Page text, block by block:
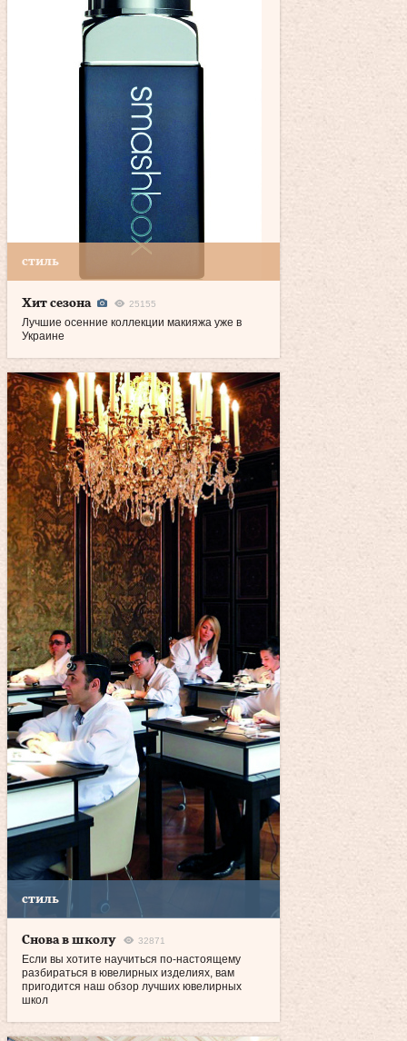
стиль
Хит сезона 25155
Лучшие осенние коллекции макияжа уже в
Украине
стиль
Снова в школу 32871
Если вы хотите научиться по‑настоящему
разбираться в ювелирных изделиях, вам
пригодится наш обзор лучших ювелирных
школ